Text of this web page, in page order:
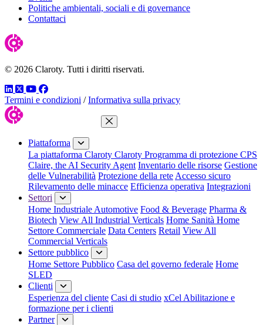
Politiche ambientali, sociali e di governance
Contattaci
© 2026 Claroty. Tutti i diritti riservati.
LinkedIn
TwitterYouTube
Facebook
Termini e condizioni / Informativa sulla privacy
Chiudi menu
Piattaforma
La piattaforma Claroty Claroty Programma di protezione CPS
Claire, the AI Security Agent Inventario delle risorse Gestione
delle Vulnerabilità Protezione della rete Accesso sicuro
Rilevamento delle minacce Efficienza operativa Integrazioni
Settori
Home Industriale Automotive Food & Beverage Pharma &
Biotech View All Industrial Verticals Home Sanità Home
Settore Commerciale Data Centers Retail View All
Commercial Verticals
Settore pubblico
Home Settore Pubblico Casa del governo federale Home
SLED
Clienti
Esperienza del cliente Casi di studio xCel Abilitazione e
formazione per i clienti
Partner